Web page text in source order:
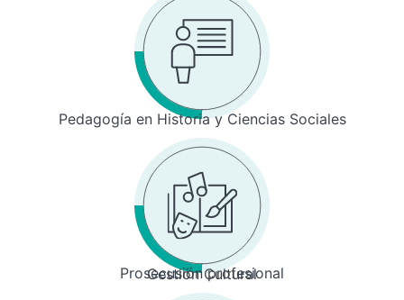
Pedagogía en Historia y Ciencias Sociales
Prosecusión profesional
Gestión Cultural